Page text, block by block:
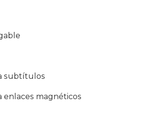
subtítulos
enlaces magnéticos